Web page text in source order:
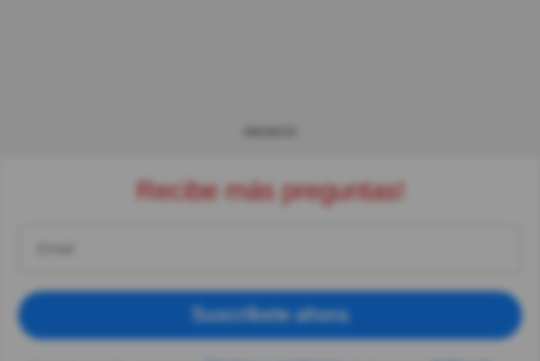
Recibe más preguntas!
Suscríbete ahora